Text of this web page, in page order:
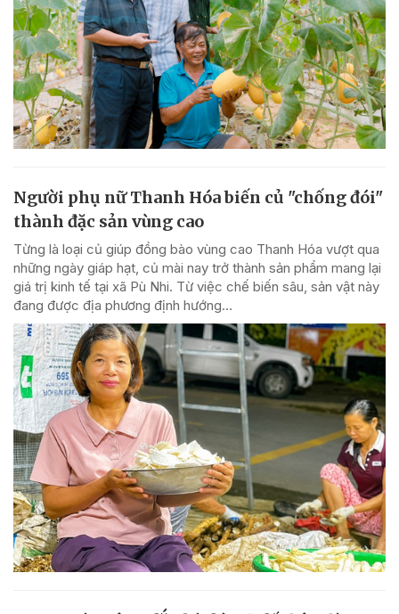
Người phụ nữ Thanh Hóa biến củ "chống đói"
thành đặc sản vùng cao
Từng là loại củ giúp đồng bào vùng cao Thanh Hóa vượt qua
những ngày giáp hạt, củ mài nay trở thành sản phẩm mang lại
giá trị kinh tế tại xã Pù Nhi. Từ việc chế biến sâu, sản vật này
đang được địa phương định hướng...